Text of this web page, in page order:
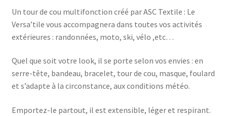
Un tour de cou multifonction créé par ASC Textile : Le
Versa’tile vous accompagnera dans toutes vos activités
extérieures : randonnées, moto, ski, vélo ,etc…
Quel que soit votre look, il se porte selon vos envies : en
serre-tête, bandeau, bracelet, tour de cou, masque, foulard
et s’adapte à la circonstance, aux conditions météo.
Emportez-le partout, il est extensible, léger et respirant.